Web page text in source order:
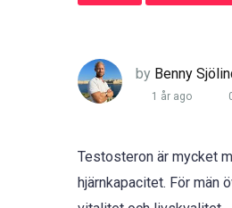
by Benny
1 år ago
Testosteron är mycket
hjärnkapacitet. För män